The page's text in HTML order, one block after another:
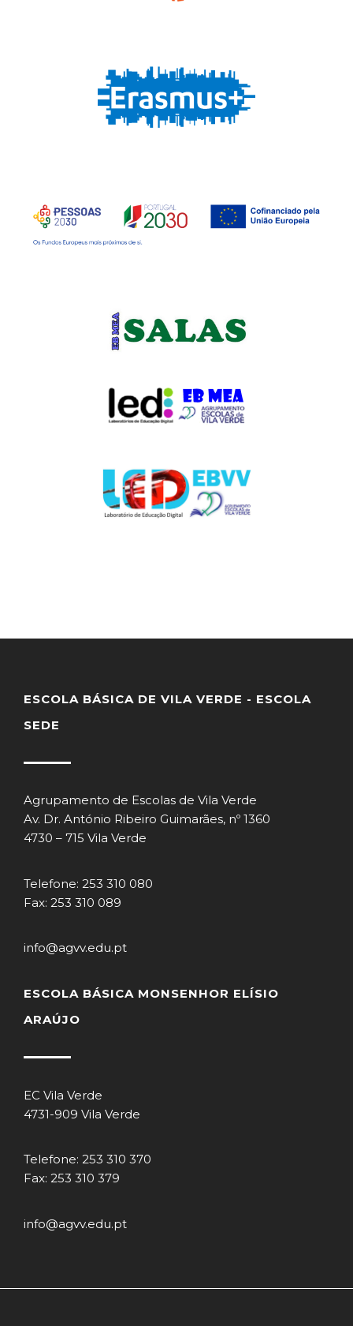
ESCOLA BÁSICA DE VILA VERDE - ESCOLA
SEDE
Agrupamento de Escolas de Vila Verde
Av. Dr. António Ribeiro Guimarães, nº 1360
4730 – 715 Vila Verde
Telefone: 253 310 080
Fax: 253 310 089
info@agvv.edu.pt
ESCOLA BÁSICA MONSENHOR ELÍSIO
ARAÚJO
EC Vila Verde
4731-909 Vila Verde
Telefone: 253 310 370
Fax: 253 310 379
info@agvv.edu.pt